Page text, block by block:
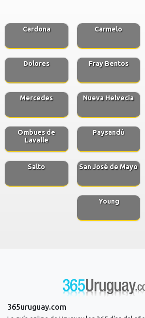
Cardona Carmelo
Dolores Fray Bentos
Mercedes Nueva Helvecia
Ombues de
Lavalle
Paysandú
Salto San José de Mayo
Young
365uruguay.com